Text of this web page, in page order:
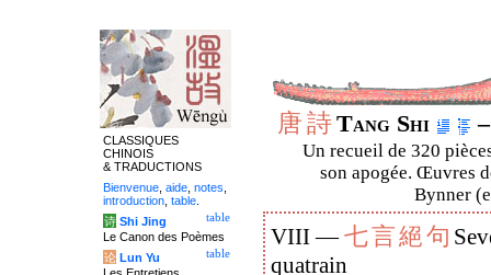
唐詩Tang Shi
Un recueil de 320
son apogée. Œuvres
Bynner
VIII —七言絕句
quatrain
CLASSIQUES
CHINOIS
& TRADUCTIONS
Bienvenue aide notes
introduction table
table
诗 Shi Jing
Le Canon des Poèmes
table
论 Lun Yu